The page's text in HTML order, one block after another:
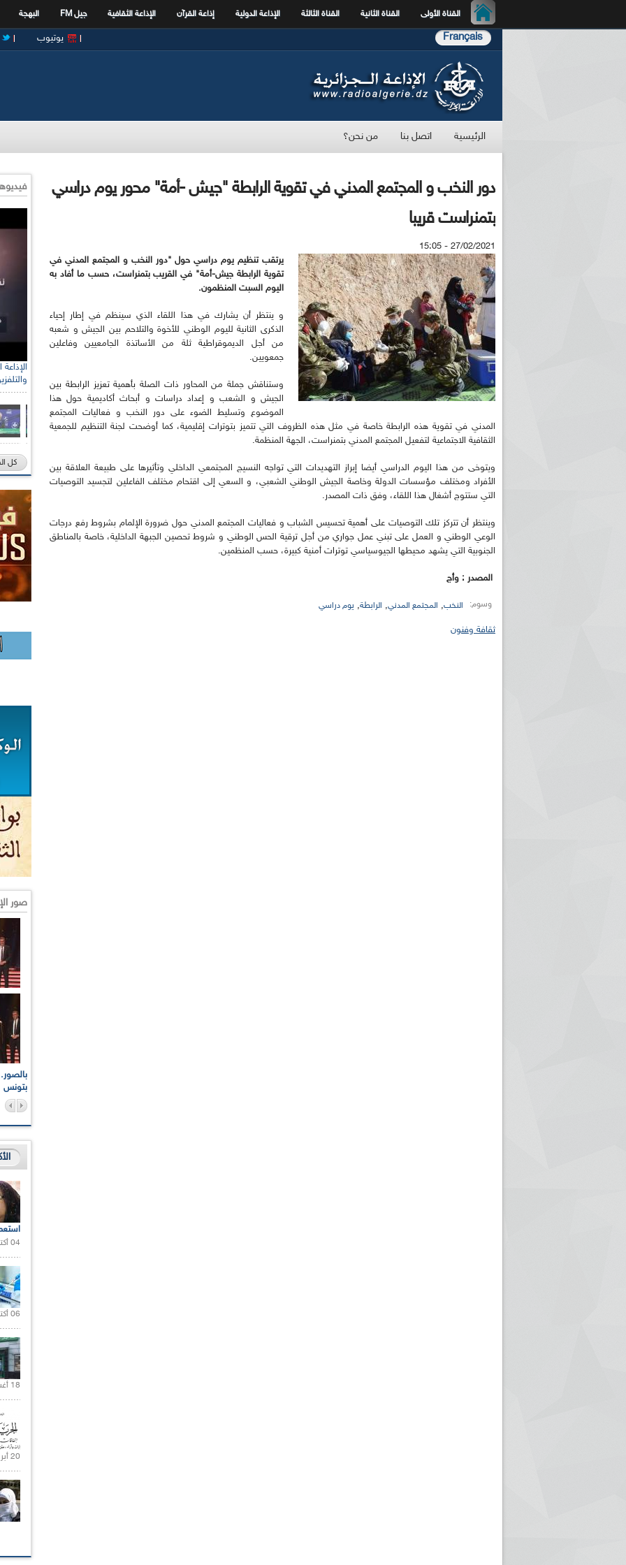
القناة الأولى القناة الثانية القناة الثالثة الإذاعة الدولية إذاعة القرآن الإذاعة الثقافية جيل FM البهجة
Français يوتيوب
الرئيسية اتصل بنا من نحن؟
دور النخب و المجتمع المدني في تقوية الرابطة "جيش -أمة" محور يوم دراسي
بتمنراست قريبا
27/02/2021 - 15:05
يرتقب تنظيم يوم دراسي حول "دور النخب و المجتمع المدني في
تقوية الرابطة جيش-أمة" في القريب بتمنراست، حسب ما أفاد به
اليوم السبت المنظمون.
و ينتظر أن يشارك في هذا اللقاء الذي سينظم في إطار إحياء
الذكرى الثانية لليوم الوطني للأخوة والتلاحم بين الجيش و شعبه
من أجل الديموقراطية ثلة من الأساتذة الجامعيين وفاعلين
جمعويين.
وستناقش جملة من المحاور ذات الصلة بأهمية تعزيز الرابطة بين
الجيش و الشعب و إعداد دراسات و أبحاث أكاديمية حول هذا
الموضوع وتسليط الضوء على دور النخب و فعاليات المجتمع
المدني في تقوية هذه الرابطة خاصة في مثل هذه الظروف التي تتميز بتوترات إقليمية، كما أوضحت لجنة التنظيم للجمعية
الثقافية الاجتماعية لتفعيل المجتمع المدني بتمنراست، الجهة المنظمة.
ويتوخى من هذا اليوم الدراسي أيضا إبراز التهديدات التي تواجه النسيج المجتمعي الداخلي وتأثيرها على طبيعة العلاقة بين
الأفراد ومختلف مؤسسات الدولة وخاصة الجيش الوطني الشعبي، و السعي إلى اقتحام مختلف الفاعلين لتجسيد التوصيات
التي ستتوج أشغال هذا اللقاء، وفق ذات المصدر.
وينتظر أن تتركز تلك التوصيات على أهمية تحسيس الشباب و فعاليات المجتمع المدني حول ضرورة الإلمام بشروط رفع درجات
الوعي الوطني و العمل على تبني عمل جواري من أجل ترقية الحس الوطني و شروط تحصين الجبهة الداخلية، خاصة بالمناطق
الجنوبية التي يشهد محيطها الجيوسياسي توترات أمنية كبيرة، حسب المنظمين.
المصدر : وأج
وسوم: النخب, المجتمع المدني, الرابطة, يوم دراسي
ثقافة وفنون
كل
صور
بتونس
04 أكتوبر 2020 |
06 أكتوبر 2021 |
18 أغسطس 2020 |
20 أبريل 2021 |